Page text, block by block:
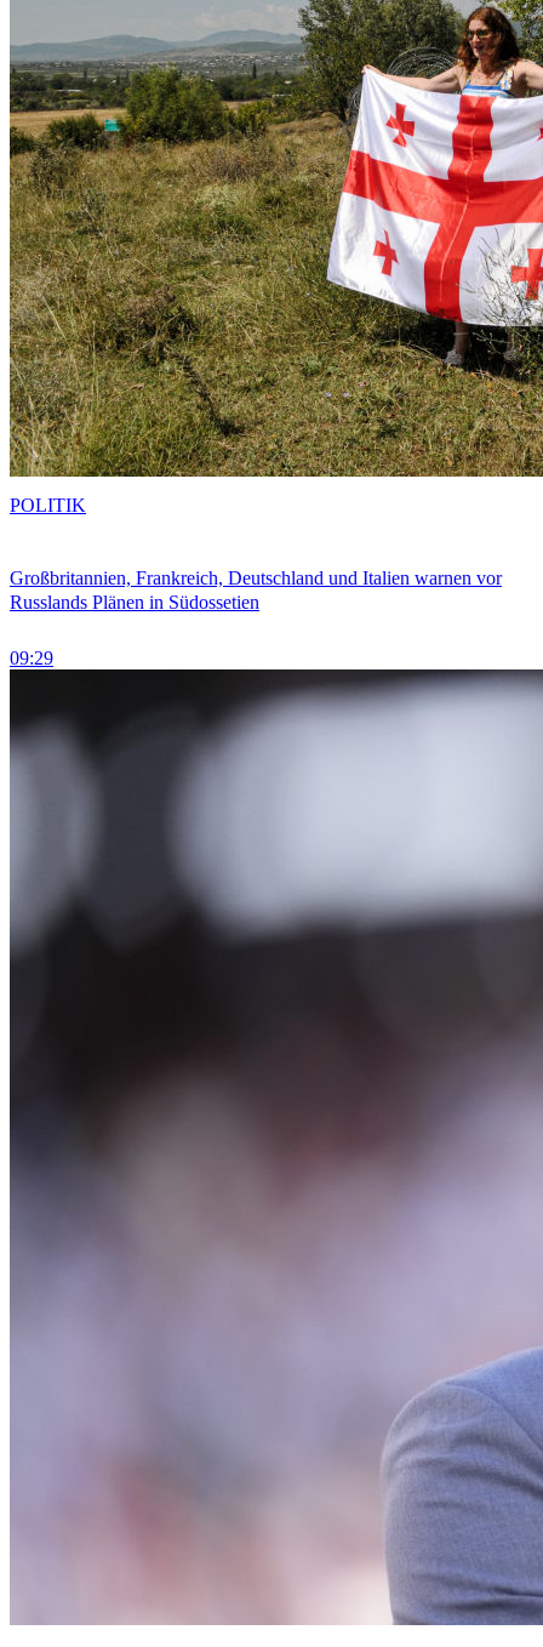
Großbritannien, Frankreich, Deutschland und Italien warnen vor
Russlands Plänen in Südossetien
09:29
POLITIK